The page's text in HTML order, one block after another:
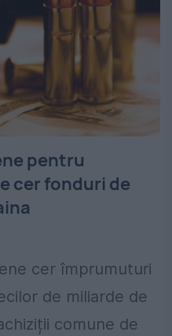
pentru
cer fonduri de
cer împrumuturi
de miliarde de
comune de